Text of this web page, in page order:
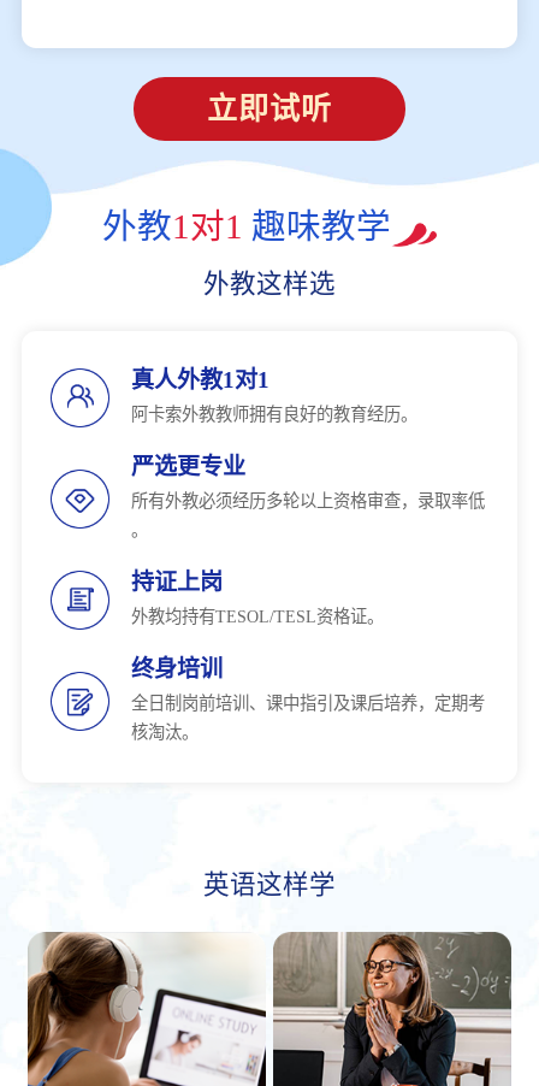
立即试听
外教1对1 趣味教学
外教这样选
真人外教1对1
阿卡索外教教师拥有良好的教育经历。
严选更专业
所有外教必须经历多轮以上资格审查，录取率低
。
持证上岗
外教均持有TESOL/TESL资格证。
终身培训
全日制岗前培训、课中指引及课后培养，定期考
核淘汰。
英语这样学